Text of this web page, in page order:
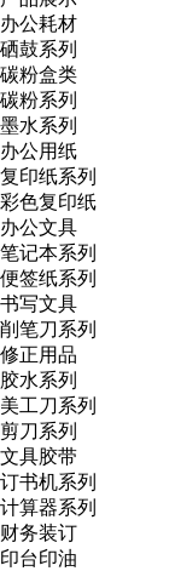
办公耗材
硒鼓系列
碳粉盒类
碳粉系列
墨水系列
办公用纸
复印纸系列
彩色复印纸
办公文具
笔记本系列
便签纸系列
书写文具
削笔刀系列
修正用品
胶水系列
美工刀系列
剪刀系列
文具胶带
订书机系列
计算器系列
财务装订
印台印油